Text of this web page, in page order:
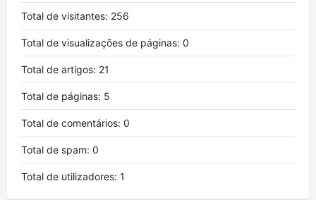
Total de visitantes: 256
Total de visualizações de páginas: 0
Total de artigos: 21
Total de páginas: 5
Total de comentários: 0
Total de spam: 0
Total de utilizadores: 1